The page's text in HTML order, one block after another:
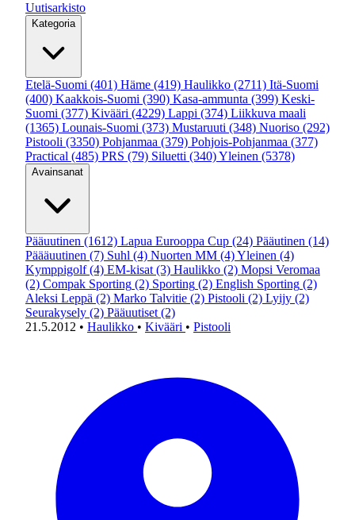
Uutisarkisto
Kategoria
Etelä-Suomi (401) Häme (419) Haulikko (2711) Itä-Suomi
(400) Kaakkois-Suomi (390) Kasa-ammunta (399) Keski-
Suomi (377) Kivääri (4229) Lappi (374) Liikkuva maali
(1365) Lounais-Suomi (373) Mustaruuti (348) Nuoriso (292)
Pistooli (3350) Pohjanmaa (379) Pohjois-Pohjanmaa (377)
Practical (485) PRS (79) Siluetti (340)Yleinen (5378)
Avainsanat
Pääuutinen (1612) Lapua Eurooppa Cup (24) Pääutinen (14)
Päääuutinen (7) Suhl (4) Nuorten MM (4)Yleinen (4)
Kymppigolf (4) EM-kisat (3) Haulikko (2) Mopsi Veromaa
(2) Compak Sporting (2) Sporting (2) English Sporting (2)
Aleksi Leppä (2) Marko Talvitie (2) Pistooli (2) Lyijy (2)
Seurakysely (2) Pääuutiset (2)
21.5.2012 • Haulikko • Kivääri • Pistooli